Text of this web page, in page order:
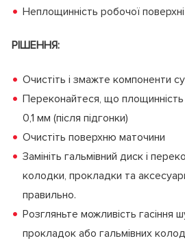
Неплощинність робочої
РІШЕННЯ:
Очистіть і змажте компоненти
Переконайтеся, що
0,1 мм (після підгонки)
Очистіть поверхню маточини
Замініть гальмівний диск і
колодки, прокладки та
правильно.
Розгляньте можливість
прокладок або гальмівних